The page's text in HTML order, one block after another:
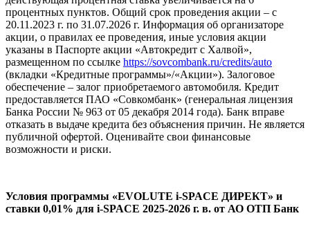
процентных пунктов. Общий срок проведения акции – с
20.11.2023 г. по 31.07.2026 г. Информация об организаторе
акции, о правилах ее проведения, иные условия акции
указаны в Паспорте акции «Автокредит с Халвой»,
размещенном по ссылке https://sovcombank.ru/credits/auto
(вкладки «Кредитные программы»/«Акции»). Залоговое
обеспечение – залог приобретаемого автомобиля. Кредит
предоставляется ПАО «Совкомбанк» (генеральная лицензия
Банка России № 963 от 05 декабря 2014 года). Банк вправе
отказать в выдаче кредита без объяснения причин. Не является
публичной офертой. Оценивайте свои финансовые
возможности и риски.
Условия программы «EVOLUTE i‑SPACE ДИРЕКТ» и
ставки 0,01% для i‑SPACE 2025-2026 г. в. от АО ОТП Банк